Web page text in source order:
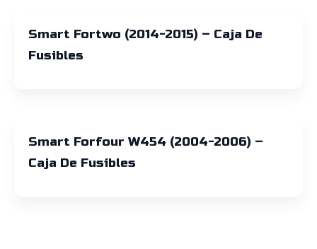
Smart Fortwo (2014-2015) – Caja De
Fusibles
Smart Forfour W454 (2004-2006) –
Caja De Fusibles